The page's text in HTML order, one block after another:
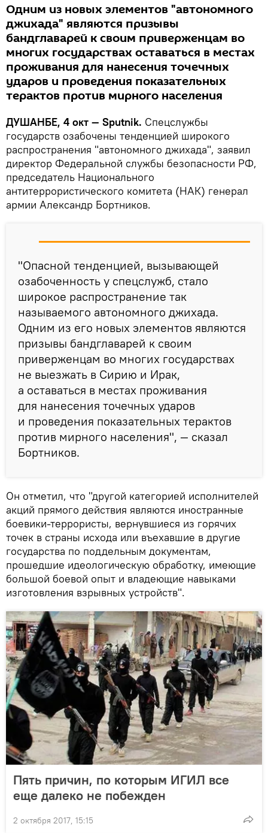
Одним из новых элементов "автономного
джихада" являются призывы
бандглаварей к своим приверженцам во
многих государствах оставаться в местах
проживания для нанесения точечных
ударов и проведения показательных
терактов против мирного населения
ДУШАНБЕ, 4 окт — Sputnik. Спецслужбы
государств озабочены тенденцией широкого
распространения "автономного джихада", заявил
директор Федеральной службы безопасности РФ,
председатель Национального
антитеррористического комитета (НАК) генерал
армии Александр Бортников.
"Опасной тенденцией, вызывающей
озабоченность у спецслужб, стало
широкое распространение так
называемого автономного джихада.
Одним из его новых элементов являются
призывы бандглаварей к своим
приверженцам во многих государствах
не выезжать в Сирию и Ирак,
а оставаться в местах проживания
для нанесения точечных ударов
и проведения показательных терактов
против мирного населения", — сказал
Бортников.
Он отметил, что "другой категорией исполнителей
акций прямого действия являются иностранные
боевики-террористы, вернувшиеся из горячих
точек в страны исхода или въехавшие в другие
государства по поддельным документам,
прошедшие идеологическую обработку, имеющие
большой боевой опыт и владеющие навыками
изготовления взрывных устройств".
Пять причин, по которым ИГИЛ все
еще далеко не побежден
2 октября 2017, 15:15